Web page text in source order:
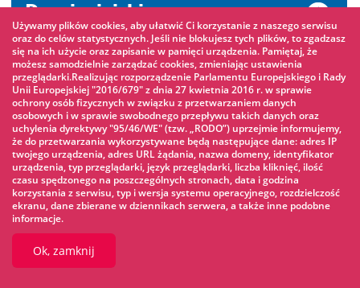
Drogi miejskie
Czyste Powietrze
Zgłoś zdarzenie
system informacji
przestrzennej
Używamy plików cookies, aby ułatwić Ci korzystanie z naszego serwisu
oraz do celów statystycznych. Jeśli nie blokujesz tych plików, to zgadzasz
się na ich użycie oraz zapisanie w pamięci urządzenia. Pamiętaj, że
możesz samodzielnie zarządzać cookies, zmieniając ustawienia
przeglądarki.Realizując rozporządzenie Parlamentu Europejskiego i Rady
Unii Europejskiej "2016/679" z dnia 27 kwietnia 2016 r. w sprawie
ochrony osób fizycznych w związku z przetwarzaniem danych
osobowych i w sprawie swobodnego przepływu takich danych oraz
uchylenia dyrektywy "95/46/WE" (tzw. „RODO”) uprzejmie informujemy,
że do przetwarzania wykorzystywane będą następujące dane: adres IP
twojego urządzenia, adres URL żądania, nazwa domeny, identyfikator
urządzenia, typ przeglądarki, język przeglądarki, liczba kliknięć, ilość
czasu spędzonego na poszczególnych stronach, data i godzina
korzystania z serwisu, typ i wersja systemu operacyjnego, rozdzielczość
ekranu, dane zbierane w dziennikach serwera, a także inne podobne
informacje.
Ok, zamknij